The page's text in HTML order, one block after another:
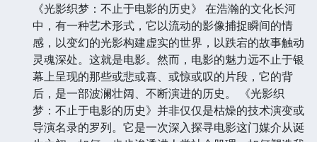
《光影织梦：不止于电影的历史》 在浩瀚的文化长河
中，有一种艺术形式，它以流动的影像捕捉瞬间的情
感，以变幻的光影构建虚实的世界，以跌宕的故事触动
灵魂深处。这就是电影。然而，电影的魅力远不止于银
幕上呈现的那些或悲或喜、或惊或叹的片段，它的背
后，是一部波澜壮阔、不断演进的历史。 《光影织
梦：不止于电影的历史》并非仅仅是枯燥的技术演变或
导演名录的罗列。它是一次深入探寻电影这门媒介从诞